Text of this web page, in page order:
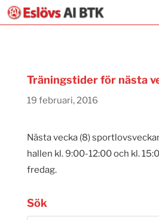
Träningstider för nästa
19 februari, 2016
Nästa vecka (8)
hallen kl. 9:00-12:00 och kl.
fredag.
Sök